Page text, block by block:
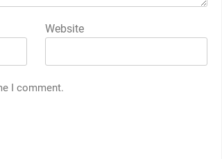
Website
I comment.